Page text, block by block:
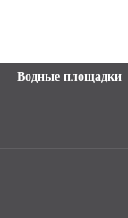
Водные площадки